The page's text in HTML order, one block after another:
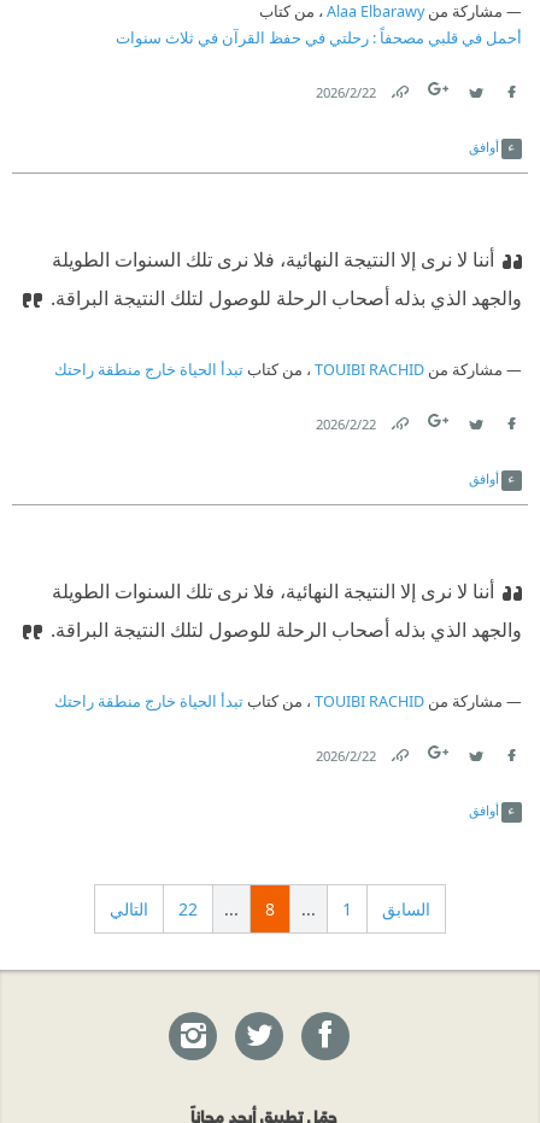
مشاركة منAlaa Elbarawy ، من كتاب
أحمل في قلبي مصحفاً : رحلتي في حفظ القرآن في ثلاث سنوات
22‏/2‏/2026
أوافق
أننا لا نرى إلا النتيجة النهائية، فلا نرى تلك السنوات الطويلة
والجهد الذي بذله أصحاب الرحلة للوصول لتلك النتيجة البراقة.
مشاركة من TOUIBI RACHID ، من كتابتبدأ الحياة خارج منطقة راحتك
22‏/2‏/2026
أوافق
أننا لا نرى إلا النتيجة النهائية، فلا نرى تلك السنوات الطويلة
والجهد الذي بذله أصحاب الرحلة للوصول لتلك النتيجة البراقة.
مشاركة من TOUIBI RACHID ، من كتابتبدأ الحياة خارج منطقة راحتك
22‏/2‏/2026
أوافق
السابق 1
...
8
...
22 التالي
حمّل تطبيق أبجد مجاناً